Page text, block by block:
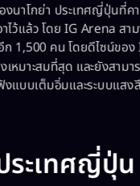
นาโกย่า ประเทศญี่ปุ่นที่
ไว้แล้ว โดย IG Arena ส
1,500 คน โดยดีไซน์ขอ
เหมาะสมที่สุด และยังสา
แบบเต็มอิ่มและระบบแส
ะเทศญี่ปุ่น